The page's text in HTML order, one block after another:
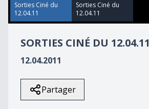
seconds
Sorties Ciné du
12.04.11
Sorties Ciné du
12.04.11
SORTIES CINÉ DU 12.04.11
12.04.2011
Partager